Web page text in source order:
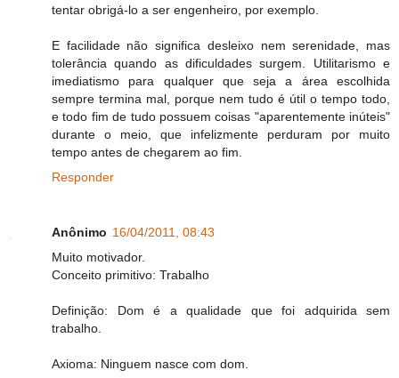
tentar obrigá-lo a ser engenheiro, por exemplo.
E facilidade não significa desleixo nem serenidade, mas
tolerância quando as dificuldades surgem. Utilitarismo e
imediatismo para qualquer que seja a área escolhida
sempre termina mal, porque nem tudo é útil o tempo todo,
e todo fim de tudo possuem coisas "aparentemente inúteis"
durante o meio, que infelizmente perduram por muito
tempo antes de chegarem ao fim.
Responder
Anônimo 16/04/2011, 08:43
Muito motivador.
Conceito primitivo: Trabalho
Definição: Dom é a qualidade que foi adquirida sem
trabalho.
Axioma: Ninguem nasce com dom.